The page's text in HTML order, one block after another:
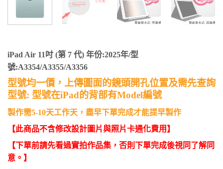
iPad Air 11吋 (第 7 代) 年份:2025年/型
號:A3354/A3355/A3356
型號均一價，上傳圖面的鏡頭開孔位置及需先查詢
型號: 型號在iPad的背部有Model編號
製作需5-10天工作天，盡早下單完成才能提早製作
【此商品不含修改設計圖片與照片卡通化費用】
【下單前請先看過實拍作品集，否則下單完成後視同了解同
意。】